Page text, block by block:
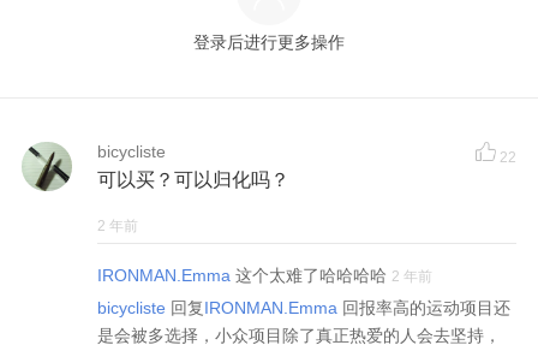
登录后进行更多操作
bicycliste 22
可以买？可以归化吗？
2 年前
IRONMAN.Emma 这个太难了哈哈哈哈 2 年前
bicycliste 回复IRONMAN.Emma 回报率高的运动项目还
是会被多选择，小众项目除了真正热爱的人会去坚持，